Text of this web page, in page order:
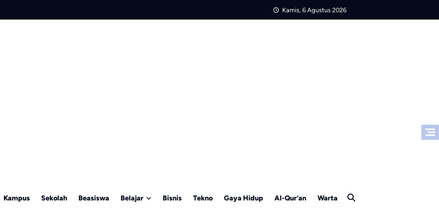
Kamis, 6 Agustus 2026
Kampus Sekolah Beasiswa Belajar Bisnis Tekno Gaya Hidup Al-Qur’an Warta